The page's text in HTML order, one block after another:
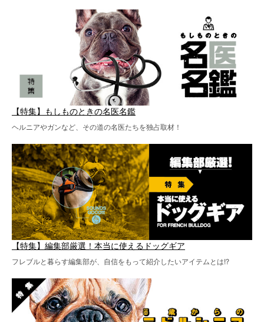
【特集】もしものときの名医名鑑
ヘルニアやガンなど、その道の名医たちを独占取材！
【特集】編集部厳選！本当に使えるドッグギア
フレブルと暮らす編集部が、自信をもって紹介したいアイテムとは!?